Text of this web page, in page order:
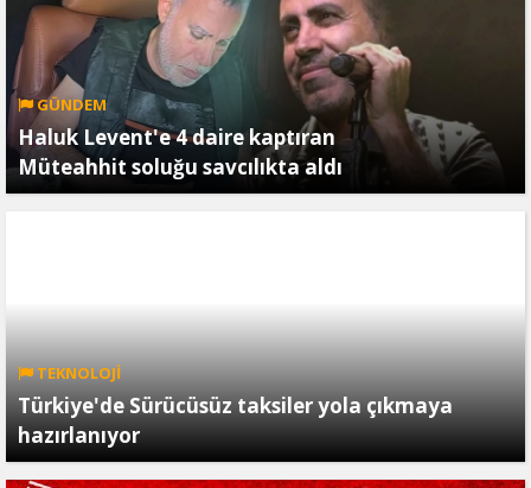
GÜNDEM
Haluk Levent'e 4 daire kaptıran
Müteahhit soluğu savcılıkta aldı
TEKNOLOJİ
Türkiye'de Sürücüsüz taksiler yola çıkmaya
hazırlanıyor